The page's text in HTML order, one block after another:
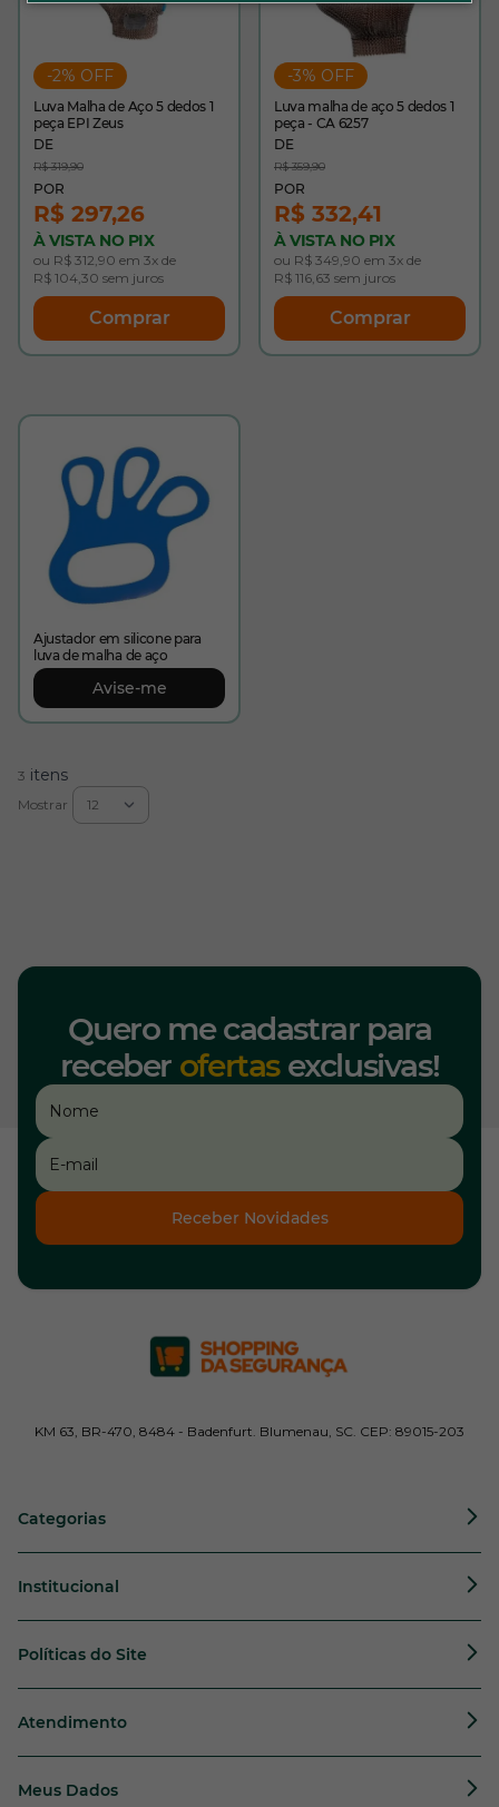
-2% OFF
Luva Malha de Aço 5 dedos 1
peça EPI Zeus
R$ 319,90
R$ 297,26
À VISTA NO PIX
ou R$ 312,90 em 3x de
R$ 104,30 sem juros
Comprar
-3% OFF
Luva malha de aço 5 dedos 1
peça - CA 6257
R$ 359,90
R$ 332,41
À VISTA NO PIX
ou R$ 349,90 em 3x de
R$ 116,63 sem juros
Comprar
Ajustador em silicone para
luva de malha de aço
Avise-me
3 itens
Mostrar
Quero me cadastrar para
receber ofertasexclusivas!
Receber Novidades
KM 63, BR-470, 8484 - Badenfurt. Blumenau, SC. CEP: 89015-203
Categorias
Institucional
Políticas do Site
Atendimento
Meus Dados